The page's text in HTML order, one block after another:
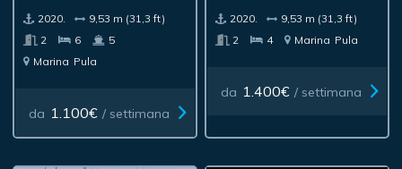
2020.
9,53 m (31,3 ft)
2
6
5
Marina Pula
da 1.100€ / settimana
2020.
9,53 m (31,3 ft)
2
4 Marina Pula
da 1.400€ / settimana